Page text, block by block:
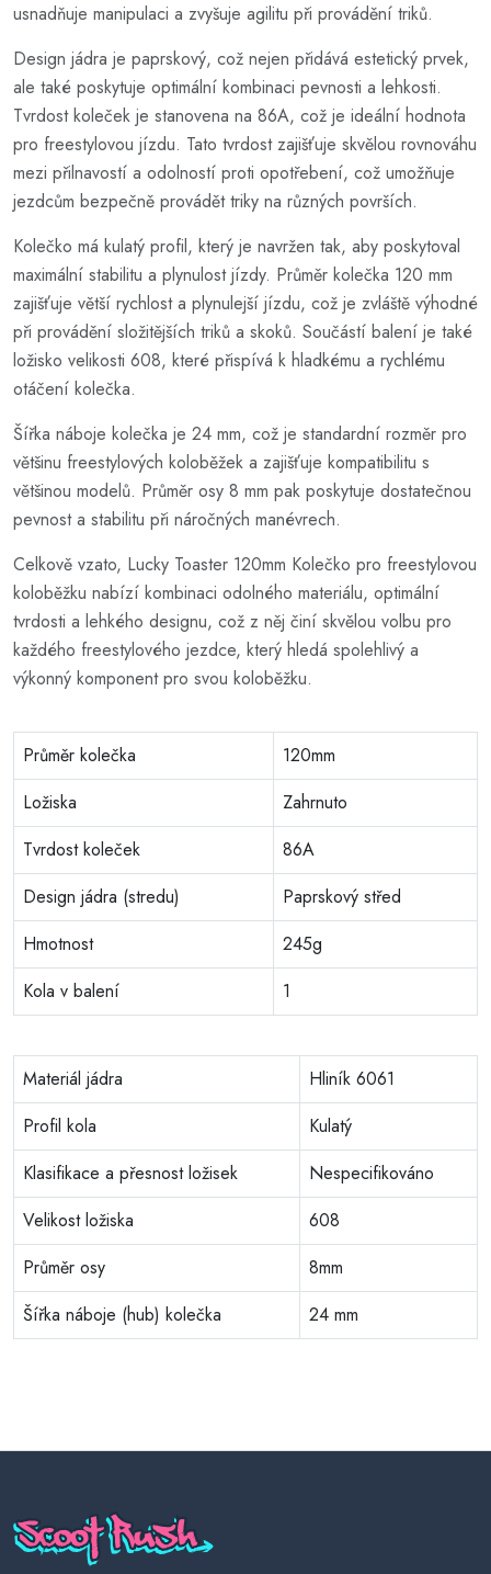
usnadňuje manipulaci a zvyšuje agilitu při provádění triků.
Design jádra je paprskový, což nejen přidává estetický prvek,
ale také poskytuje optimální kombinaci pevnosti a lehkosti.
Tvrdost koleček je stanovena na 86A, což je ideální hodnota
pro freestylovou jízdu. Tato tvrdost zajišťuje skvělou rovnováhu
mezi přilnavostí a odolností proti opotřebení, což umožňuje
jezdcům bezpečně provádět triky na různých površích.
Kolečko má kulatý profil, který je navržen tak, aby poskytoval
maximální stabilitu a plynulost jízdy. Průměr kolečka 120 mm
zajišťuje větší rychlost a plynulejší jízdu, což je zvláště výhodné
při provádění složitějších triků a skoků. Součástí balení je také
ložisko velikosti 608, které přispívá k hladkému a rychlému
otáčení kolečka.
Šířka náboje kolečka je 24 mm, což je standardní rozměr pro
většinu freestylových koloběžek a zajišťuje kompatibilitu s
většinou modelů. Průměr osy 8 mm pak poskytuje dostatečnou
pevnost a stabilitu při náročných manévrech.
Celkově vzato, Lucky Toaster 120mm Kolečko pro freestylovou
koloběžku nabízí kombinaci odolného materiálu, optimální
tvrdosti a lehkého designu, což z něj činí skvělou volbu pro
každého freestylového jezdce, který hledá spolehlivý a
výkonný komponent pro svou koloběžku.
Průměr kolečka
120mm
Ložiska
Zahrnuto
Tvrdost koleček
86A
Design jádra (stredu)
Paprskový střed
Hmotnost
245g
Kola v balení
1
Materiál jádra
Hliník 6061
Profil kola
Kulatý
Klasifikace a přesnost ložisek
Nespecifikováno
Velikost ložiska
608
Průměr osy
8mm
Šířka náboje (hub) kolečka
24 mm